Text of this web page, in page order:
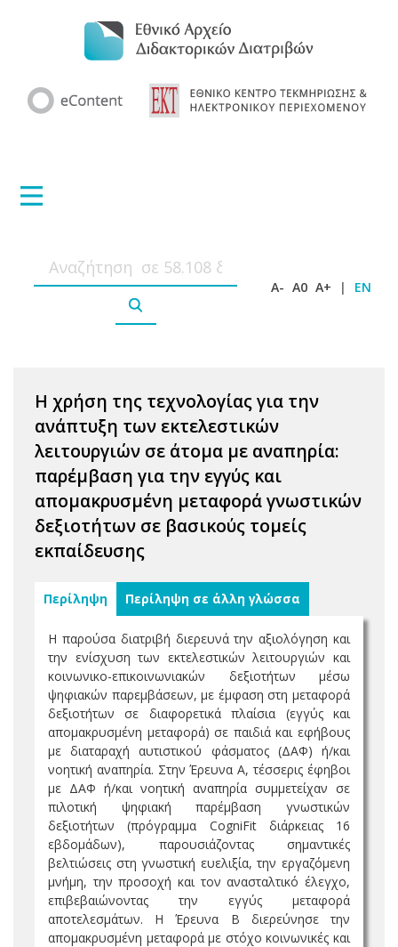
A- A0 A+ | EN
Η χρήση της τεχνολογίας για την
ανάπτυξη των εκτελεστικών
λειτουργιών σε άτομα με αναπηρία:
παρέμβαση για την εγγύς και
απομακρυσμένη μεταφορά γνωστικών
δεξιοτήτων σε βασικούς τομείς
εκπαίδευσης
Περίληψη Περίληψη σε άλλη γλώσσα
Η παρούσα διατριβή διερευνά την αξιολόγηση και
την ενίσχυση των εκτελεστικών λειτουργιών και
κοινωνικο-επικοινωνιακών δεξιοτήτων μέσω
ψηφιακών παρεμβάσεων, με έμφαση στη μεταφορά
δεξιοτήτων σε διαφορετικά πλαίσια (εγγύς και
απομακρυσμένη μεταφορά) σε παιδιά και εφήβους
με διαταραχή αυτιστικού φάσματος (ΔΑΦ) ή/και
νοητική αναπηρία. Στην Έρευνα Α, τέσσερις έφηβοι
με ΔΑΦ ή/και νοητική αναπηρία συμμετείχαν σε
πιλοτική ψηφιακή παρέμβαση γνωστικών
δεξιοτήτων (πρόγραμμα CogniFit διάρκειας 16
εβδομάδων), παρουσιάζοντας σημαντικές
βελτιώσεις στη γνωστική ευελιξία, την εργαζόμενη
μνήμη, την προσοχή και τον ανασταλτικό έλεγχο,
επιβεβαιώνοντας την εγγύς μεταφορά
αποτελεσμάτων. Η Έρευνα Β διερεύνησε την
απομακρυσμένη μεταφορά με στόχο κοινωνικές και